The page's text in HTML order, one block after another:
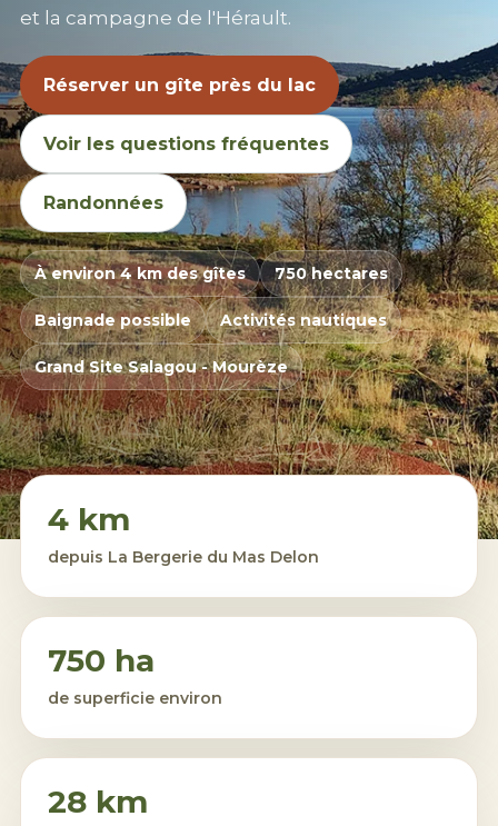
et la campagne de l'Hérault.
Réserver un gîte près du lac
Voir les questions fréquentes
Randonnées
À environ 4 km des gîtes 750 hectares
Baignade possible Activités nautiques
Grand Site Salagou -Mourèze
4 km
depuis La Bergerie du Mas Delon
750 ha
de superficie environ
28 km